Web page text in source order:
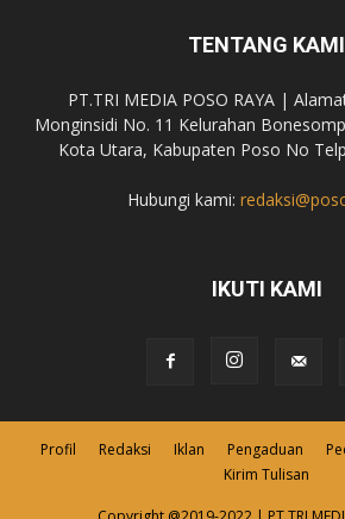
TENTANG KAMI
PT.TRI MEDIA POSO RAYA |
Monginsidi No. 11 Kelurahan
Kota Utara, Kabupaten Poso No
Hubungi kami:
IKUTI KAMI
Profil Redaksi Iklan Pengaduan
Kirim Tulisan